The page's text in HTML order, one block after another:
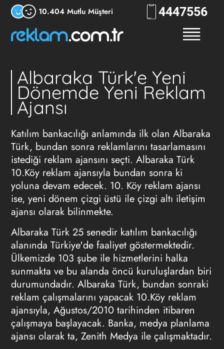
10.404 Mutlu Müşteri 4447556
Albaraka Türk'e Yeni
Dönemde Yeni Reklam
Ajansı
Katılım bankacılığı anlamında ilk olan Albaraka
Türk, bundan sonra reklamlarını tasarlamasını
istediği reklam ajansını seçti. Albaraka Türk
10.Köy reklam ajansıyla bundan sonra ki
yoluna devam edecek. 10. Köy reklam ajansı
ise, yeni dönem çizgi üstü ile çizgi altı iletişim
ajansı olarak bilinmekte.
Albaraka Türk 25 senedir katılım bankacılığı
alanında Türkiye'de faaliyet göstermektedir.
Ülkemizde 103 şube ile hizmetlerini halka
sunmakta ve bu alanda öncü kuruluşlardan biri
durumundadır. Albaraka Türk, bundan sonraki
reklam çalışmalarını yapacak 10.Köy reklam
ajansıyla, Ağustos/2010 tarihinden itibaren
çalışmaya başlayacak. Banka, medya planlama
ajansı olarak ta, Zenith Medya ile çalışmaktadır.